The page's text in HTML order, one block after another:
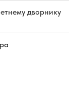
дворнику